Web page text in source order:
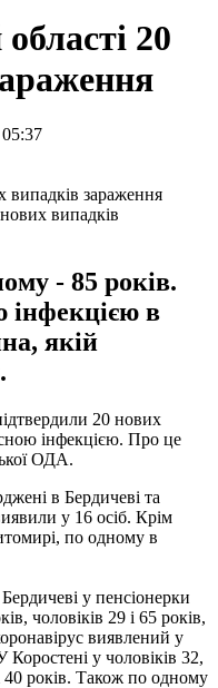
20
випадків
- 85 років.
інфекцією в
якій
20 нових
інфекцією. Про це
ОДА.
в Бердичеві та
у 16 ​​осіб. Крім
по одному в
у пенсіонерки
чоловіків 29 і 65 років,
виявлений у
Коростені у чоловіків 32,
40 років. Також по одному